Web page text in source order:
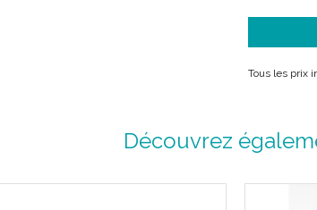
Tous les prix
Découvrez